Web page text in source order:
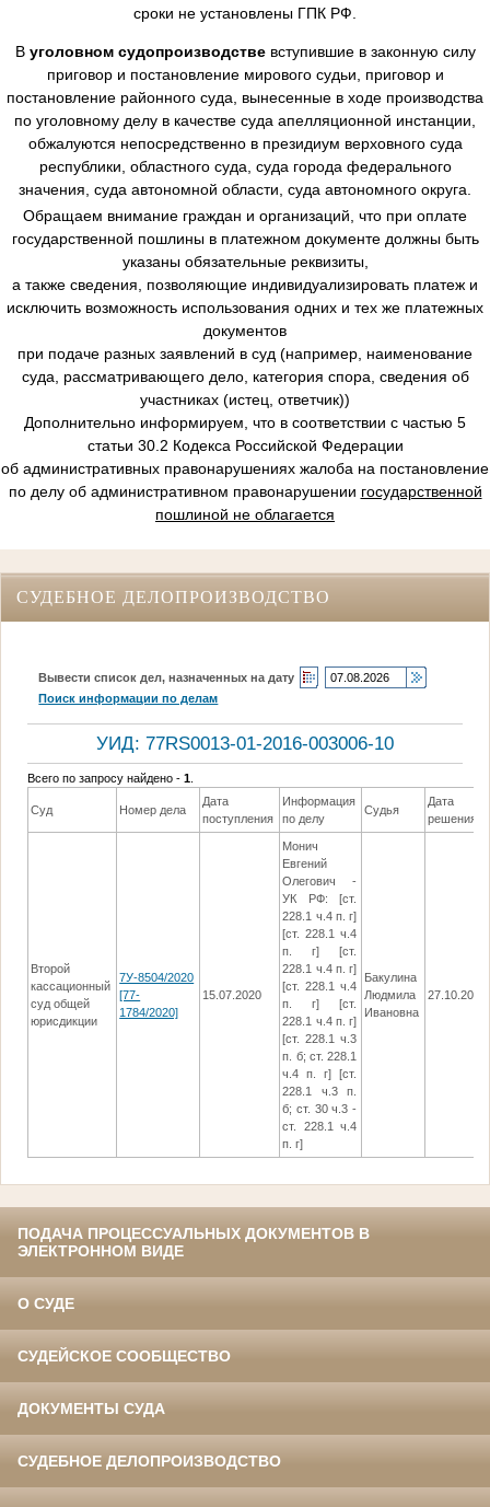
сроки не установлены ГПК РФ.
В уголовном судопроизводствевступившие в законную силу
приговор и постановление мирового судьи, приговор и
постановление районного суда, вынесенные в ходе производства
по уголовному делу в качестве суда апелляционной инстанции,
обжалуются непосредственно в президиум верховного суда
республики, областного суда, суда города федерального
значения, суда автономной области, суда автономного округа.
Обращаем внимание граждан и организаций, что при оплате
государственной пошлины в платежном документе должны быть
указаны обязательные реквизиты,
а также сведения, позволяющие индивидуализировать платеж и
исключить возможность использования одних и тех же платежных
документов
при подаче разных заявлений в суд (например, наименование
суда, рассматривающего дело, категория спора, сведения об
участниках (истец, ответчик))
Дополнительно информируем, что в соответствии с частью 5
статьи 30.2 Кодекса Российской Федерации
об административных правонарушениях жалоба на постановление
по делу об административном правонарушении государственной
пошлиной не облагается
СУДЕБНОЕ ДЕЛОПРОИЗВОДСТВО
Вывести список дел, назначенных на дату
Поиск информации по делам
УИД: 77RS0013-01-2016-003006-10
Всего по запросу найдено -1
Суд Номер дела
Дата
поступления
Информация
по делу
Судья
Дата
решения
Второй
кассационный
суд общей
юрисдикции
7У-8504/2020
[77-
1784/2020]
15.07.2020
Монич
Евгений
Олегович -
УК РФ: [ст.
228.1 ч.4 п. г]
[ст. 228.1 ч.4
п. г] [ст.
228.1 ч.4 п. г]
[ст. 228.1 ч.4
п. г] [ст.
228.1 ч.4 п. г]
[ст. 228.1 ч.3
п. б; ст. 228.1
ч.4 п. г] [ст.
228.1 ч.3 п.
б; ст. 30 ч.3 -
ст. 228.1 ч.4
п. г]
Бакулина
Людмила
Ивановна
27.10.2020
ПОДАЧА ПРОЦЕССУАЛЬНЫХ ДОКУМЕНТОВ В
ЭЛЕКТРОННОМ ВИДЕ
О СУДЕ
СУДЕЙСКОЕ СООБЩЕСТВО
ДОКУМЕНТЫ СУДА
СУДЕБНОЕ ДЕЛОПРОИЗВОДСТВО